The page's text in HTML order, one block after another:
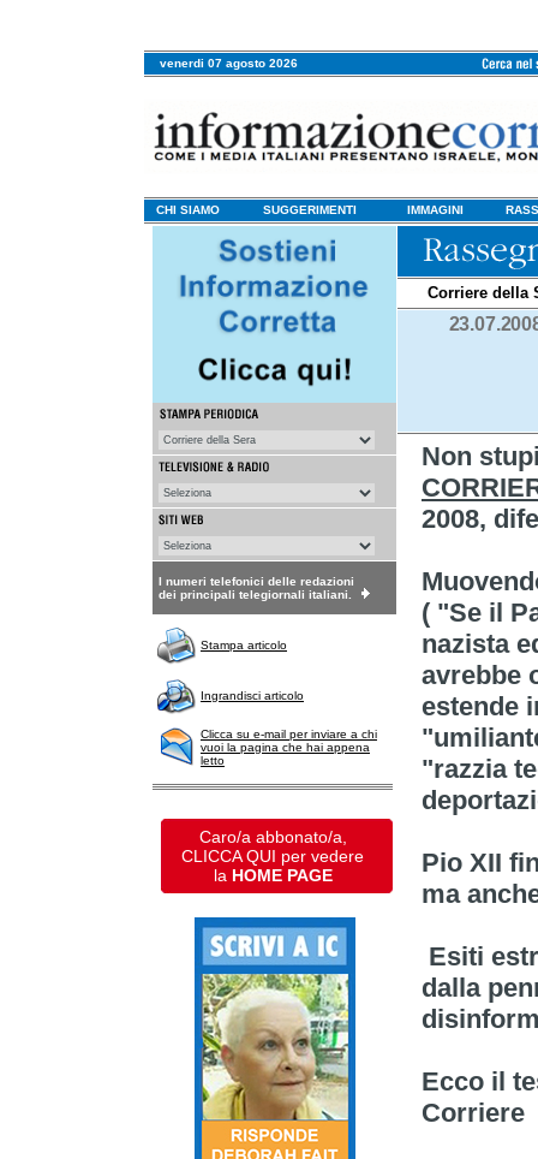
venerdi 07 agosto 2026
CHI SIAMO SUGGERIMENTI IMMAGINI
I numeri telefonici delle redazioni
dei principali telegiornali italiani.
Stampa articolo
Ingrandisci articolo
Clicca su e-mail per inviare a chi
vuoi la pagina che hai appena
letto
Caro/a abbonato/a,
CLICCA QUI per vedere
la HOME PAGE
Corriere della
Non
2008,
( "Se il
nazista
avrebbe
estende
"razzia
Pio XII
ma
Esiti
dalla
Ecco il
Corriere